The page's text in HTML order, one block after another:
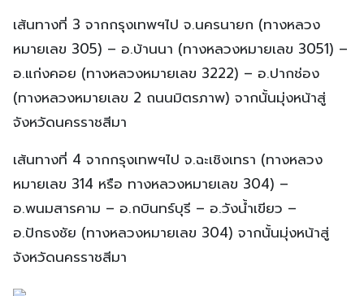
เส้นทางที่ 3 จากกรุงเทพฯไป จ.นครนายก (ทางหลวง
หมายเลข 305) – อ.บ้านนา (ทางหลวงหมายเลข 3051) –
อ.แก่งคอย (ทางหลวงหมายเลข 3222) – อ.ปากช่อง
(ทางหลวงหมายเลข 2 ถนนมิตรภาพ) จากนั้นมุ่งหน้าสู่
จังหวัดนครราชสีมา
เส้นทางที่ 4 จากกรุงเทพฯไป จ.ฉะเชิงเทรา (ทางหลวง
หมายเลข 314 หรือ ทางหลวงหมายเลข 304) –
อ.พนมสารคาม – อ.กบินทร์บุรี – อ.วังน้ำเขียว –
อ.ปักธงชัย (ทางหลวงหมายเลข 304) จากนั้นมุ่งหน้าสู่
จังหวัดนครราชสีมา